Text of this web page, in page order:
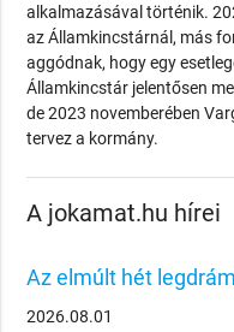
alkalmazásával történik.
az Államkincstárnál, más
aggódnak, hogy egy
Államkincstár jelentősen
de 2023 novemberében
tervez a kormány.
A jokamat.hu hírei
Az elmúlt hét
2026.08.01